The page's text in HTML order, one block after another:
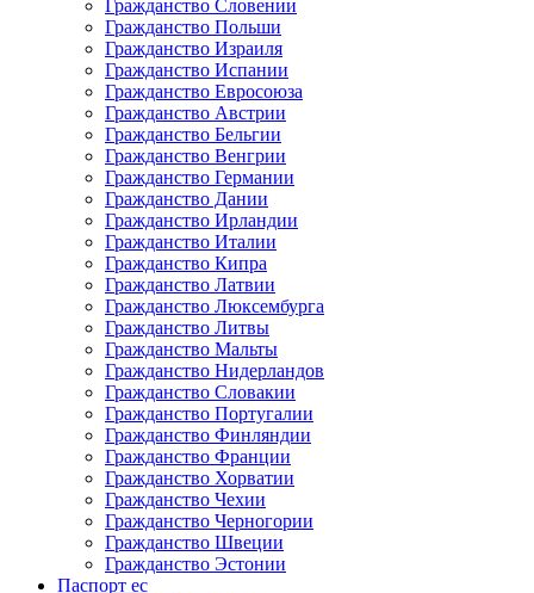
Гражданство Словении
Гражданство Польши
Гражданство Израиля
Гражданство Испании
Гражданство Евросоюза
Гражданство Австрии
Гражданство Бельгии
Гражданство Венгрии
Гражданство Германии
Гражданство Дании
Гражданство Ирландии
Гражданство Италии
Гражданство Кипра
Гражданство Латвии
Гражданство Люксембурга
Гражданство Литвы
Гражданство Мальты
Гражданство Нидерландов
Гражданство Словакии
Гражданство Португалии
Гражданство Финляндии
Гражданство Франции
Гражданство Хорватии
Гражданство Чехии
Гражданство Черногории
Гражданство Швеции
Гражданство Эстонии
Паспорт ес